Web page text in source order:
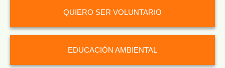
QUIERO SER VOLUNTARIO
EDUCACIÓN AMBIENTAL